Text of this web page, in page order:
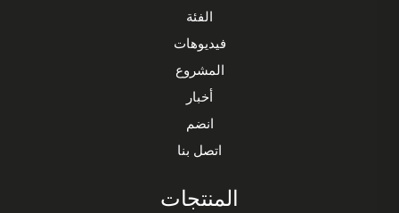
الفئة
فيديوهات
المشروع
أخبار
انضم
اتصل بنا
المنتجات